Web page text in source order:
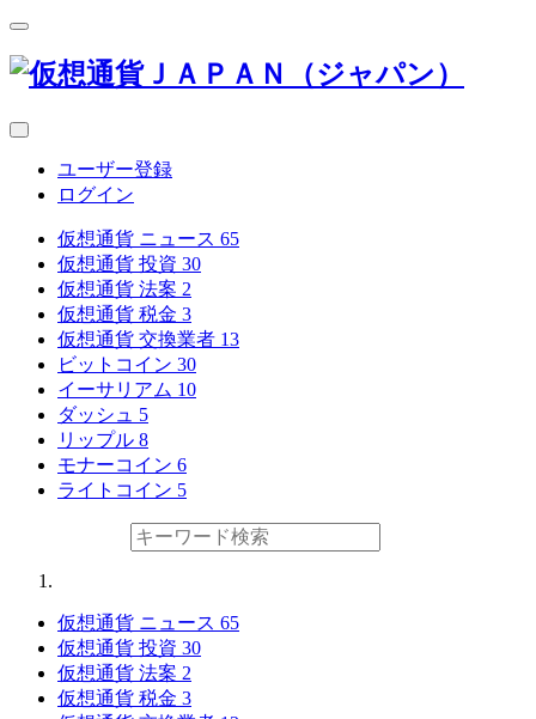
ユーザー登録
ログイン
仮想通貨 ニュース 65
仮想通貨 投資 30
仮想通貨 法案 2
仮想通貨 税金 3
仮想通貨 交換業者 13
ビットコイン 30
イーサリアム 10
ダッシュ 5
リップル 8
モナーコイン 6
ライトコイン 5
仮想通貨 ニュース 65
仮想通貨 投資 30
仮想通貨 法案 2
仮想通貨 税金 3